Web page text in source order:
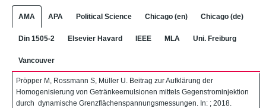
AMA APA Political Science Chicago (en) Chicago (de)
Din 1505-2 Elsevier Havard IEEE MLA Uni. Freiburg
Vancouver
Pröpper M, Rossmann S, Müller U. Beitrag zur Aufklärung der
Homogenisierung von Getränkeemulsionen mittels Gegenstrominjektion
durch dynamische Grenzflächenspannungsmessungen. In: ; 2018.